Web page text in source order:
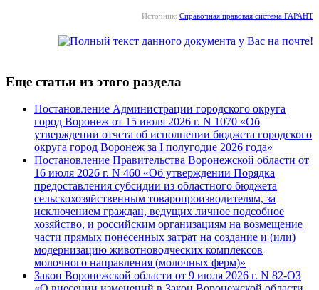
Источник: Справочная правовая система ГАРАНТ
Еще статьи из этого раздела
Постановление Администрации городского округа
город Воронеж от 15 июля 2026 г. N 1070 «Об
утверждении отчета об исполнении бюджета городского
округа город Воронеж за I полугодие 2026 года»
Постановление Правительства Воронежской области от
16 июля 2026 г. N 460 «Об утверждении Порядка
предоставления субсидии из областного бюджета
сельскохозяйственным товаропроизводителям, за
исключением граждан, ведущих личное подсобное
хозяйство, и российским организациям на возмещение
части прямых понесенных затрат на создание и (или)
модернизацию животноводческих комплексов
молочного направления (молочных ферм)»
Закон Воронежской области от 9 июля 2026 г. N 82-ОЗ